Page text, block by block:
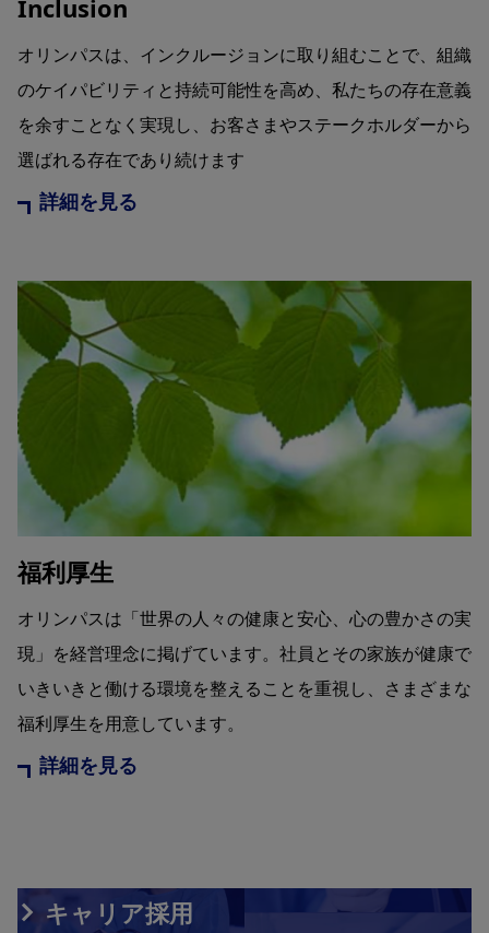
Inclusion
オリンパスは、インクルージョンに取り組むことで、組織
のケイパビリティと持続可能性を高め、私たちの存在意義
を余すことなく実現し、お客さまやステークホルダーから
選ばれる存在であり続けます
詳細を見る
福利厚生
オリンパスは「世界の人々の健康と安心、心の豊かさの実
現」を経営理念に掲げています。社員とその家族が健康で
いきいきと働ける環境を整えることを重視し、さまざまな
福利厚生を用意しています。
詳細を見る
キャリア採用